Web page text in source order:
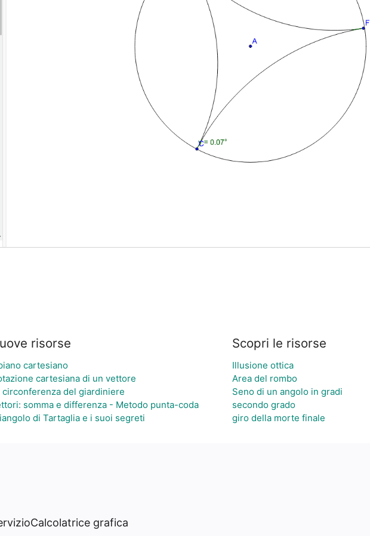
risorse
cartesiano
cartesiana di un vettore
circonferenza del giardiniere
somma e differenza - Metodo punta-coda
di Tartaglia e i suoi segreti
Scopri le risorse
Illusione ottica
Area del rombo
Seno di un angolo in gradi
secondo grado
giro della morte finale
Calcolatrice grafica